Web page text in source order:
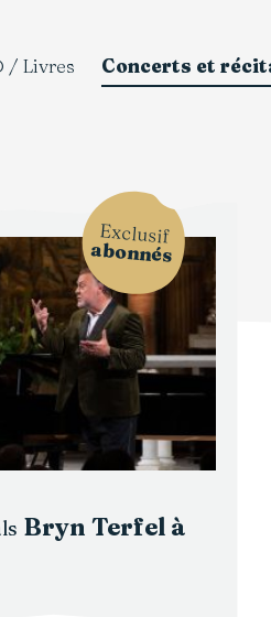
/ Livres Concerts et
Bryn Terfel à
Exclusif
abonnés